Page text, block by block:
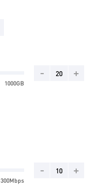
1000GB
- +
300Mbps
- +